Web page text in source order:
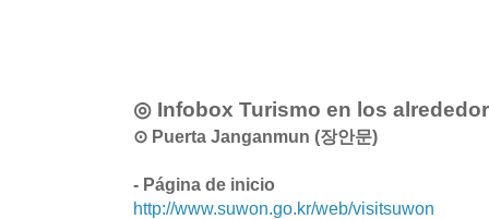
◎ Infobox Turismo en los
⊙ Puerta Janganmun (장안문)
- Página de inicio
http://www.suwon.go.kr/web/visitsuwon